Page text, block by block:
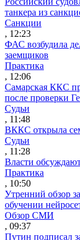
танкера из
Санкции
, 12:23
ФАС возбудила
заемщиков
Практика
, 12:06
Самарская ККС
после проверки
Судьи
, 11:48
ВККС открыла
Судьи
, 11:28
Власти
Практика
, 10:50
Утренний обзор
обучении
Обзор СМИ
, 09:37
Путин подписал